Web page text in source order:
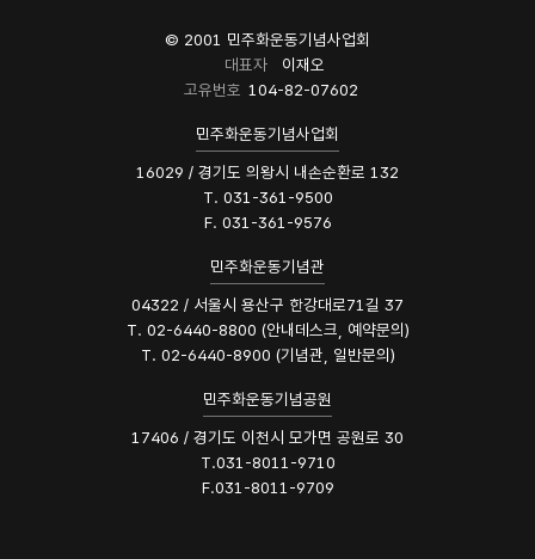
© 2001 민주화운동기념사업회
대표자
이재오
고유번호 104-82-07602
민주화운동기념사업회
16029 / 경기도 의왕시 내손순환로 132
T. 031-361-9500
F. 031-361-9576
민주화운동기념관
04322 / 서울시 용산구 한강대로71길 37
T. 02-6440-8800 (안내데스크, 예약문의)
T. 02-6440-8900 (기념관, 일반문의)
민주화운동기념공원
17406 / 경기도 이천시 모가면 공원로 30
T.031-8011-9710
F.031-8011-9709